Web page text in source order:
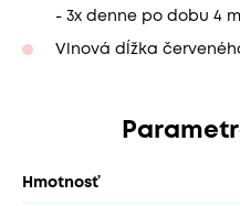
- 3x denne po dobu 4
Vlnová dĺžka
Hmotnosť